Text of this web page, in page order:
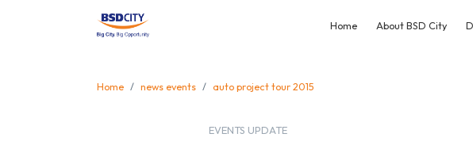
Home About BSD City
Home news events auto project tour 2015
EVENTS UPDATE